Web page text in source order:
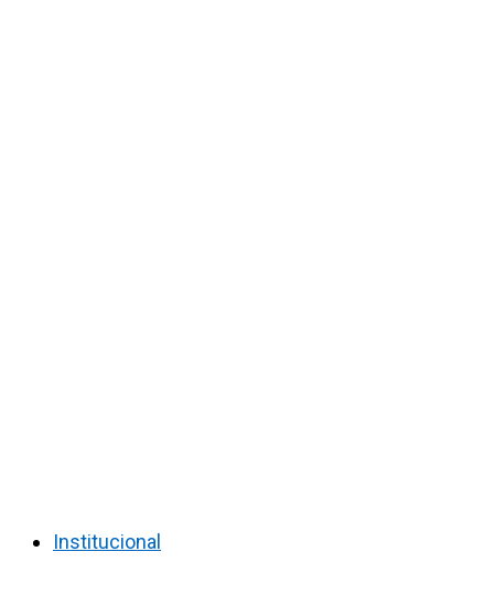
Institucional